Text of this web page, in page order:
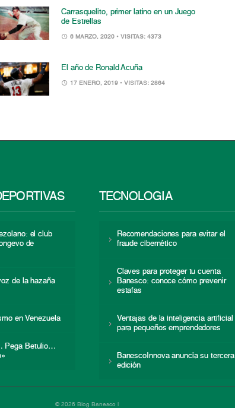
Carrasquelito, primer latino en un Juego
de Estrellas
6 MARZO, 2020 • VISITAS: 4373
El año de Ronald Acuña
17 ENERO, 2019 • VISITAS: 2864
el club
de
de la hazaña
en Venezuela
Pega Betulio…
TECNOLOGÍA
Recomendaciones para evitar el
fraude cibernético
Claves para proteger tu cuenta
Banesco: conoce cómo prevenir
estafas
Ventajas de la inteligencia artificial
para pequeños emprendedores
BanescoInnova anuncia su tercera
edición
© 2026 Blog Banesco |